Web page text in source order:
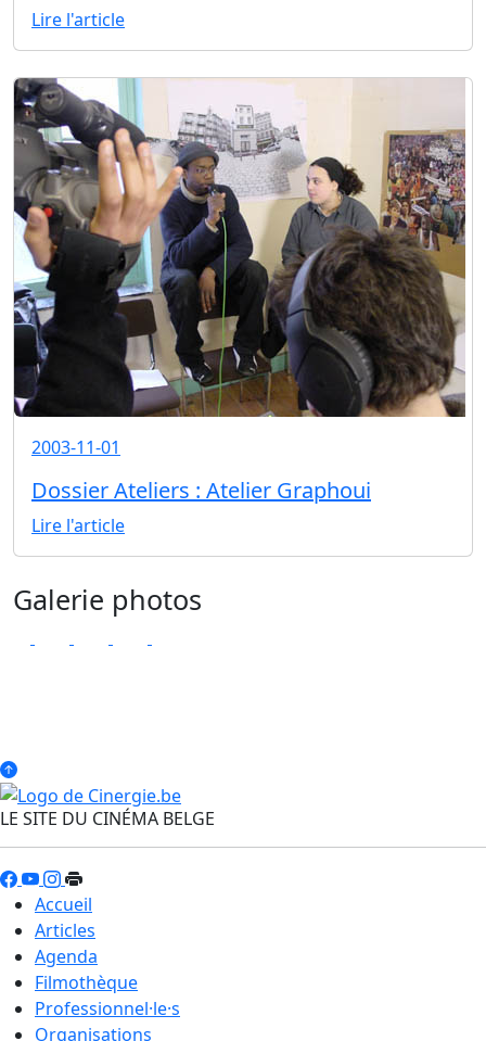
Lire l'article
2003-11-01
Dossier Ateliers : Atelier Graphoui
Lire l'article
Galerie photos
LE SITE DU CINÉMA BELGE
Accueil
Articles
Agenda
Filmothèque
Professionnel·le·s
Organisations